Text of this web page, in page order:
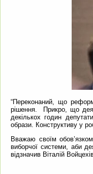
“Переконаний, що
рішення. Прикро, що
декількох годин
образи. Конструктиву у
Вважаю своїм
виборчої системи, аби
відзначив Віталій